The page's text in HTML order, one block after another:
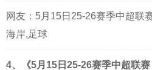
网友：5月15日25-26赛季中超联
海岸,足球
4、《5月15日25-26赛季中超联